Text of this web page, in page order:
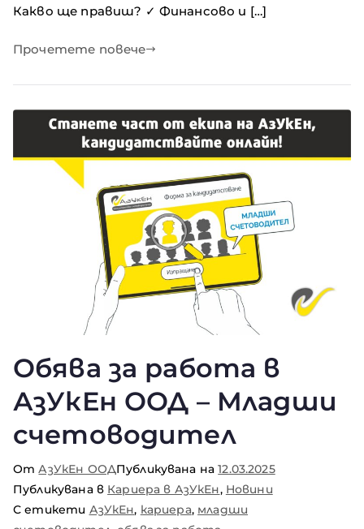
Какво ще правиш? ✓ Финансово и […]
Прочетете повече
Обява за работа в
АзУкЕн ООД – Младши
счетоводител
ОтАзУкЕн ООДПубликувана на12.03.2025
Публикувана в Кариера в АзУкЕн, Новини
С етикети АзУкЕн, кариера, младши